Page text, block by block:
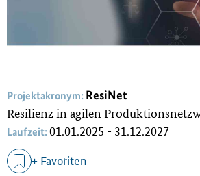
Projektakronym: ResiNet
Resilienz in agilen
Laufzeit:01.01.2025 - 31.12.2027
+ Favoriten